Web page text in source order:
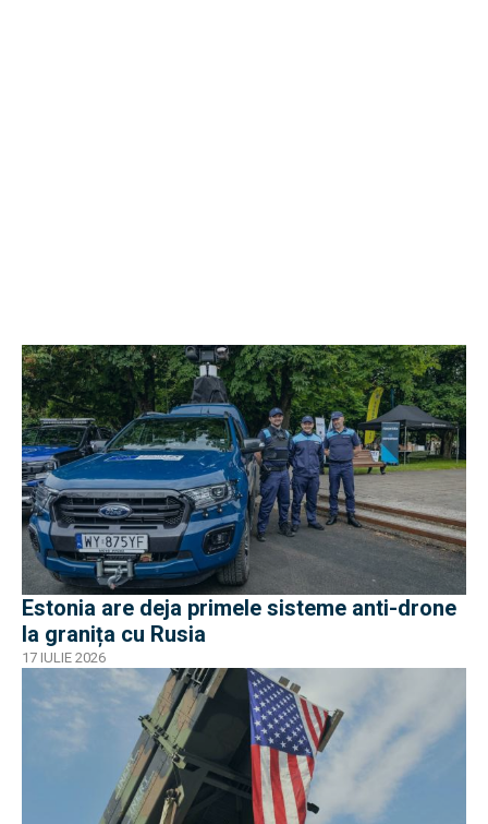
Estonia are deja primele sisteme anti-drone
la granița cu Rusia
17 IULIE 2026